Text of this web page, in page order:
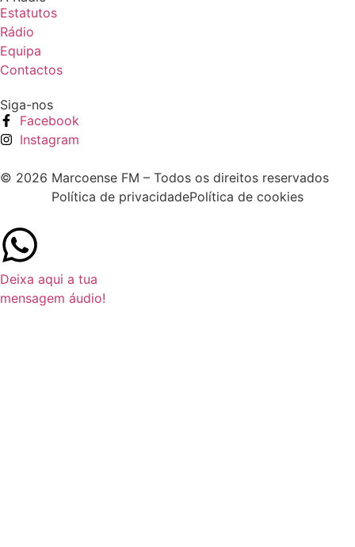
Estatutos
Rádio
Equipa
Contactos
Siga-nos
Facebook
Instagram
© 2026 Marcoense FM – Todos os direitos reservados
Política de privacidadePolítica de cookies
Deixa aqui a tua
mensagem áudio!